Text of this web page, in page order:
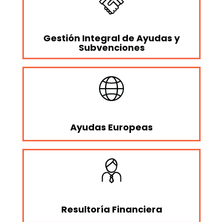
Gestión Integral de Ayudas y
Subvenciones
Ayudas Europeas
Resultoría Financiera